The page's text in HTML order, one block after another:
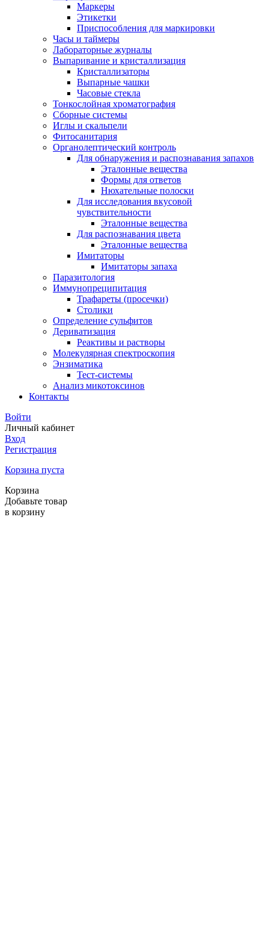
Маркеры
Этикетки
Приспособления для маркировки
Часы и таймеры
Лабораторные журналы
Выпаривание и кристаллизация
Кристаллизаторы
Выпарные чашки
Часовые стекла
Тонкослойная хроматография
Сборные системы
Иглы и скальпели
Фитосанитария
Органолептический контроль
Для обнаружения и распознавания запахов
Эталонные вещества
Формы для ответов
Нюхательные полоски
Для исследования вкусовой
чувствительности
Эталонные вещества
Для распознавания цвета
Эталонные вещества
Имитаторы
Имитаторы запаха
Паразитология
Иммунопреципитация
Трафареты (просечки)
Столики
Определение сульфитов
Дериватизация
Реактивы и растворы
Молекулярная спектроскопия
Энзиматика
Тест-системы
Анализ микотоксинов
Контакты
Войти
Личный кабинет
Вход
Регистрация
Корзина пуста
Корзина
Добавьте товар
в корзину